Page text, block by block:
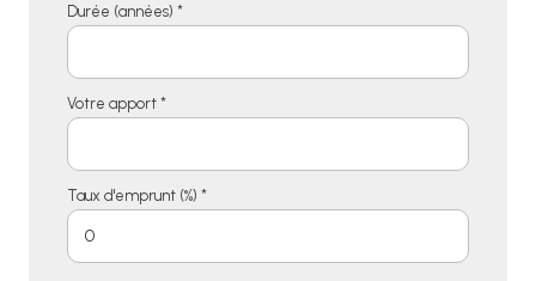
Durée (années) *
Votre apport *
Taux d'emprunt (%) *